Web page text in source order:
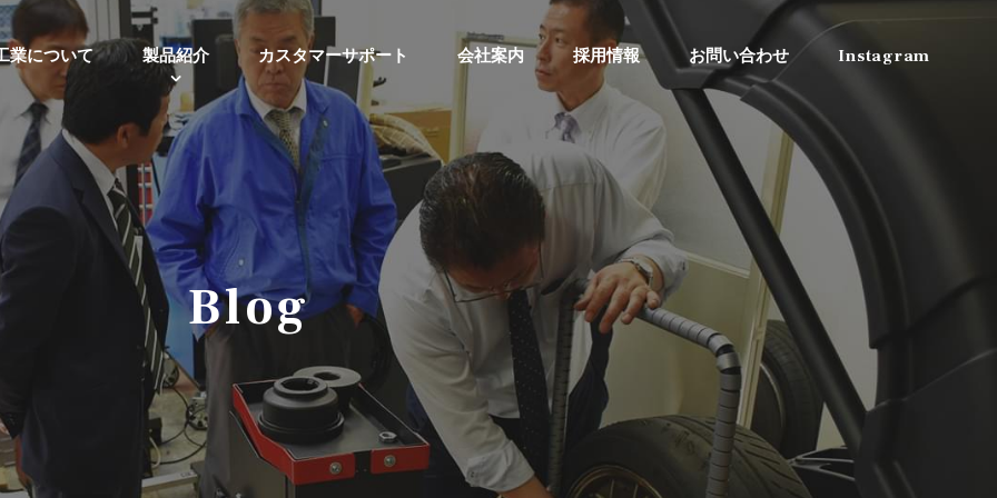
業について 製品紹介 カスタマーサポート 会社案内 採用情報 お問い合わせ Instagram
Blog